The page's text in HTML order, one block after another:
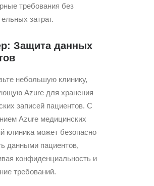
требования без
затрат.
Защита данных
небольшую клинику,
Azure для хранения
записей пациентов. С
Azure медицинских
клиника может безопасно
данными пациентов,
конфиденциальность и
требований.